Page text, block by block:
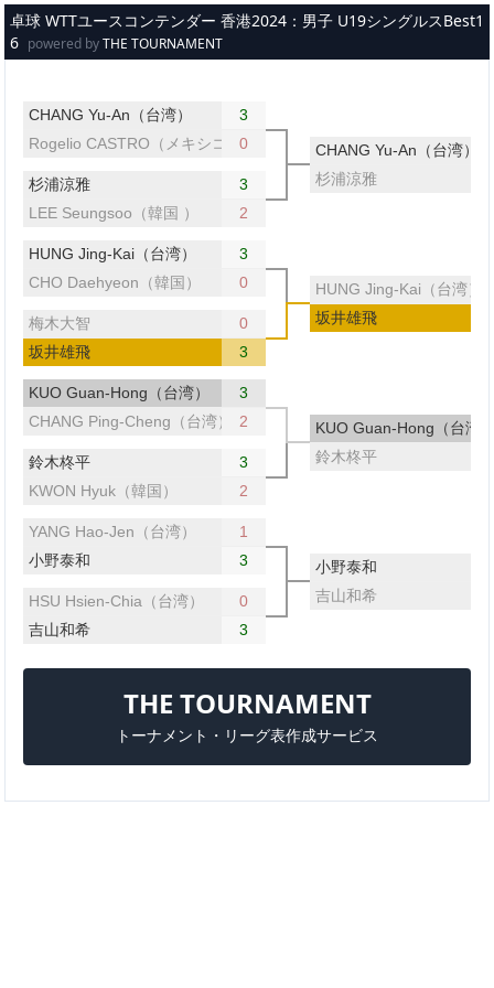
メインコンテンツへスキップ
卓球 WTTユースコンテンダー 香港2024：男子 U19シングルスBest1
6 powered byTHE TOURNAMENT
CHANG Yu-An（台湾）
3
Rogelio CASTRO（メキシコ）0
杉浦涼雅
3
LEE Seungsoo（韓国 ）
2
HUNG Jing-Kai（台湾）
3
CHO Daehyeon（韓国）
0
梅木大智
0
坂井雄飛
3
KUO Guan-Hong（台湾）
3
CHANG Ping-Cheng（台湾）
2
鈴木柊平
3
KWON Hyuk（韓国）
2
YANG Hao-Jen（台湾）
1
小野泰和
3
HSU Hsien-Chia（台湾）
0
吉山和希
3
CHANG Yu-An（台湾）
杉浦涼雅
HUNG Jing-Kai（台湾）
坂井雄飛
KUO Guan-Hong（台湾
鈴木柊平
小野泰和
吉山和希
THE TOURNAMENT
トーナメント・リーグ表作成サービス